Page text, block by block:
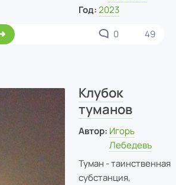
Год: 2023
0 49
Клубок
туманов
Автор: Игорь
Лебедевъ
Туман - таинственная
субстанция,